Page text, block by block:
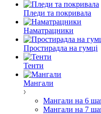
Пледи та покривала
Наматрацники
Простирадла на гумці
Тенти
Мангали
Мангали на 6
Мангали на 7